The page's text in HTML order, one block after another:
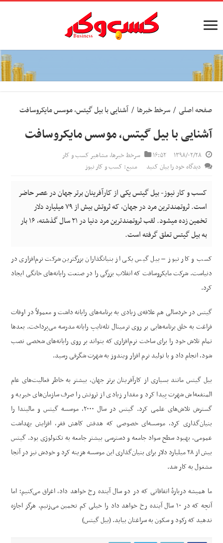
صفحه اصلی / سرخط خبرها / آشنایی با بیل گیتس، موسس مایکروسافت
آشنایی با بیل گیتس، موسس مایکروسافت
۱۳۹۸/۰۲/۲۸ ۱۶:۵۲ سرخط خبرها,مشاهیر کسب و کار
دیدگاه خود را بیان کنید
منبع: کسب و کار نیوز
کسب و کار نیوز- بیل گیتس یکی از کارآفرینان برتر جهان در عصر حاضر
است. ثروتمندترین مرد در جهان، که ثروتش بیش از ۷۹ میلیارد دلار
تخمین زده میشود. لقب ثروتمندترین مرد دنیا در ۲۱ سال گذشته، ۱۶ بار
به بیل گیتس تعلق گرفته است.
کسب و کار نیوز – بیل گیس یکی از بنیانگذاران بزرگترین شرکت نرم‌افزاری در
دنیاست. شرکت مایکروسافت که انقلاب بزرگی را در صنعت رایانه‌های خانگی ایجاد
کرد.
گیتس در خردسالی هم علاقه‌ی زیادی به برنامه‌های رایانه داشت و معمولاً در اوقات
فراغت به خلق برنامه‌هایی بر روی ترمینال تله‌تایپ رایانه مدرسه می‌پرداخت. بعدها
تمام تلاش خود را برای ساخت نرم‌افزاری که بتواند بر روی رایانه‌های شخصی نصب
شود، انجام داد و با تولید نرم افزار ویندوز به شهرت شگرفی رسید.
بیل گیتس مانند بسیاری از کارآفرینان برتر جهان، بیشتر به خاطر فعالیت‌های عام
المنفعه‌اش شهرت پیدا کرد و مقدار زیادی از ثروتش را صرف سازمان‌های خیریه و
گسترش تلاش‌های علمی کرد. گیتس در سال ۲۰۰۰، موسسه گیتس و مالیندا را
بنیان‌گذاری کرد، موسسه‌ای خصوصی که هدفش کاهش فقر، افزایش بهداشت
عمومی، بهبود سطح سواد جامعه و دسترسی بیشتر جامعه به تکنولوژی بود. گیتس
بیش از ۲۸ میلیارد دلار برای بنیان‌گذاری این موسسه هزینه کرد و خودش نیز در آنجا
مشغول به کار شد.
ما همیشه دربارهٔ اتفاقاتی که در دو سال آینده رخ خواهد داد، اغراق می‌کنیم؛ اما
آنچه که در ۱۰ سال آینده رخ خواهد داد را خیلی کم تخمین می‌زنیم. هرگز اجازه
ندهید که رکود و سکون به سراغتان بیاید. (بیل گیتس)